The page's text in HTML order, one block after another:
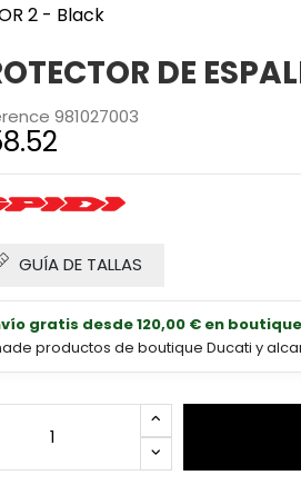
2 - Black
DE
981027003
GUÍA DE TALLAS
gratis desde 120,00 € en boutique
productos de boutique Ducati y